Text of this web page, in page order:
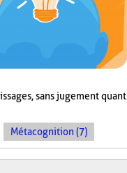
sans jugement quant
Métacognition (7)